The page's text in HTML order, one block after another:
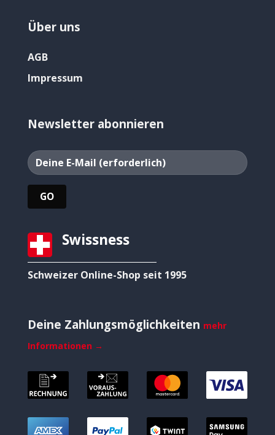
Über uns
AGB
Impressum
Newsletter abonnieren
Swissness
Schweizer Online-Shop seit 1995
Deine Zahlungsmöglichkeiten mehr
Informationen →